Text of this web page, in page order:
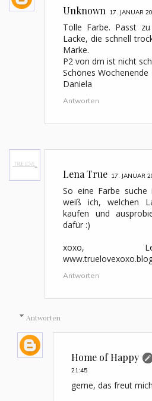
Unknown 17. JANUAR
Tolle Farbe. Passt
Lacke, die schnell
Marke.
P2 von dm ist nicht
Schönes Wochenende
Daniela
Antworten
Lena True 17. JANUAR
So eine Farbe suche
weiß ich, welchen
kaufen und
dafür :)
xoxo,
Antworten
Antworten
Home of Happy
21:45
gerne, das freut